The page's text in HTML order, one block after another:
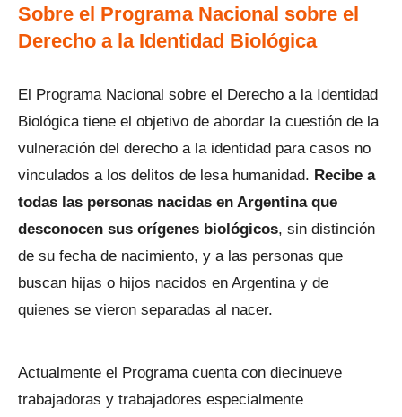
Sobre el Programa Nacional sobre el
Derecho a la Identidad Biológica
El Programa Nacional sobre el Derecho a la Identidad
Biológica tiene el objetivo de abordar la cuestión de la
vulneración del derecho a la identidad para casos no
vinculados a los delitos de lesa humanidad. Recibe a
todas las personas nacidas en Argentina que
desconocen sus orígenes biológicos, sin distinción
de su fecha de nacimiento, y a las personas que
buscan hijas o hijos nacidos en Argentina y de
quienes se vieron separadas al nacer.
Actualmente el Programa cuenta con diecinueve
trabajadoras y trabajadores especialmente